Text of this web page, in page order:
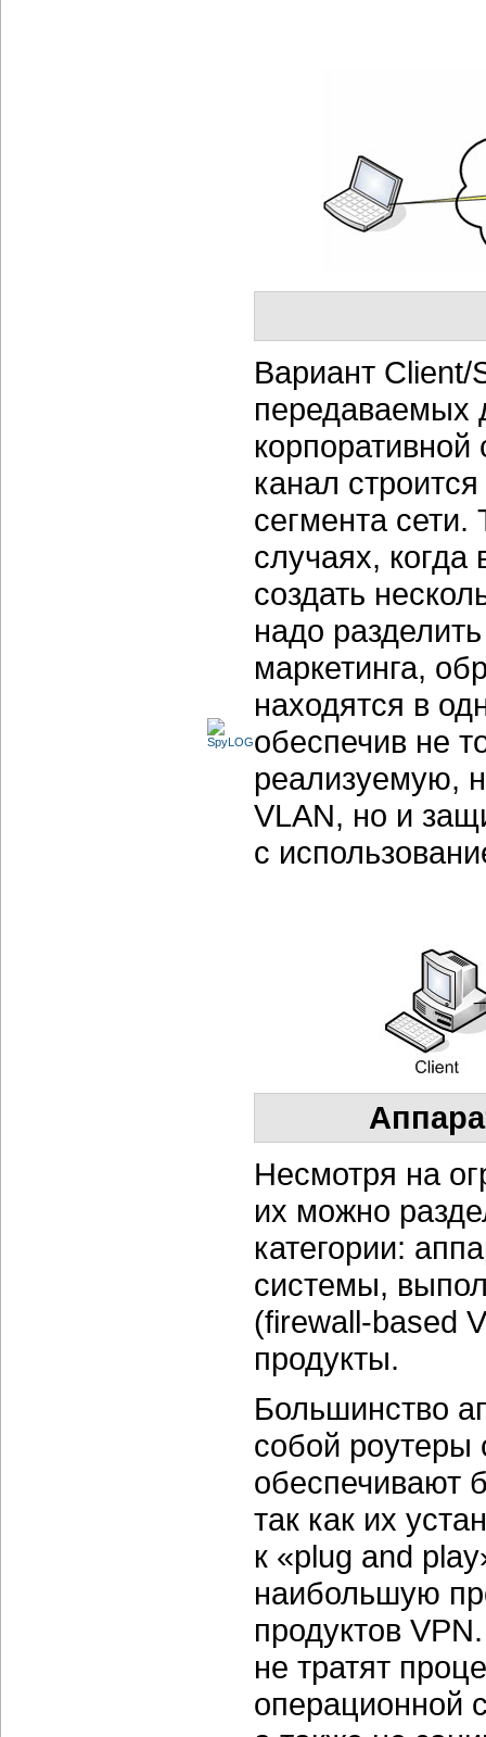
Вариант Client/
передаваемых
канал
сегмента сети.
случаях,
создать
надо
маркетинга,
находятся в
обеспечив не
реализуемую,
VLAN, но и
с
Несмотря на
их можно
категории:
системы,
(firewall-based
продукты.
Большинство
собой
обеспечивают
так как их
к «plug and
наибольшую
продуктов
не тратят
операционной